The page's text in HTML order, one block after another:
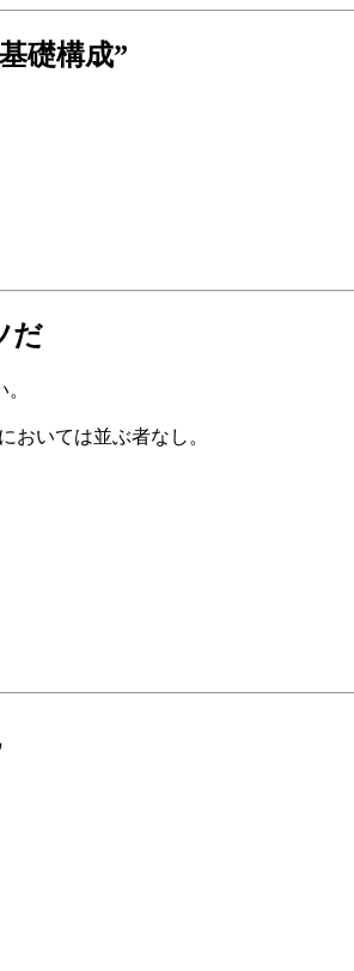
礎構成”
だ
おいては並ぶ者なし。